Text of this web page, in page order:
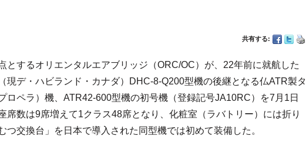
共有する:
とするオリエンタルエアブリッジ（ORC/OC）が、22年前に就航した
現デ・ハビランド・カナダ）DHC-8-Q200型機の後継となる仏ATR製タ
ロペラ）機、ATR42-600型機の初号機（登録記号JA10RC）を7月1日
席数は9席増えて1クラス48席となり、化粧室（ラバトリー）には折り
つ交換台」を日本で導入された同型機では初めて装備した。